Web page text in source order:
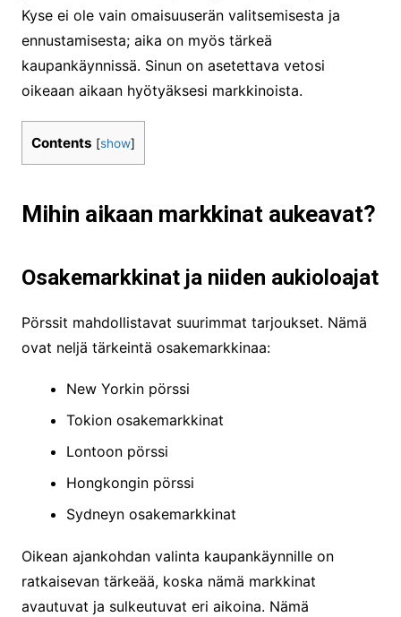
Kyse ei ole vain omaisuuserän valitsemisesta ja
ennustamisesta; aika on myös tärkeä
kaupankäynnissä. Sinun on asetettava vetosi
oikeaan aikaan hyötyäksesi markkinoista.
Contents [show]
Mihin aikaan markkinat aukeavat?
Osakemarkkinat ja niiden aukioloajat
Pörssit mahdollistavat suurimmat tarjoukset. Nämä
ovat neljä tärkeintä osakemarkkinaa:
New Yorkin pörssi
Tokion osakemarkkinat
Lontoon pörssi
Hongkongin pörssi
Sydneyn osakemarkkinat
Oikean ajankohdan valinta kaupankäynnille on
ratkaisevan tärkeää, koska nämä markkinat
avautuvat ja sulkeutuvat eri aikoina. Nämä